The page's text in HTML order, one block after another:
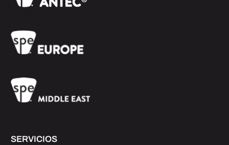
SERVICIOS